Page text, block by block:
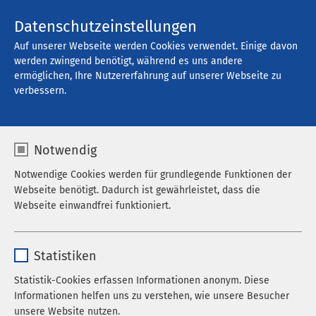
Offene Stellen
Filter
Alle Regionen
Alle Berufskategorien
10 pro Seite
Datenschutzeinstellungen
Auf unserer Webseite werden Cookies verwendet. Einige davon
werden zwingend benötigt, während es uns andere
ermöglichen, Ihre Nutzererfahrung auf unserer Webseite zu
verbessern.
Notwendig
Notwendige Cookies werden für grundlegende Funktionen der
Webseite benötigt. Dadurch ist gewährleistet, dass die
Webseite einwandfrei funktioniert.
Laufzeit 278 Tage
Statistiken
Statistik-Cookies erfassen Informationen anonym. Diese
Informationen helfen uns zu verstehen, wie unsere Besucher
unsere Website nutzen.